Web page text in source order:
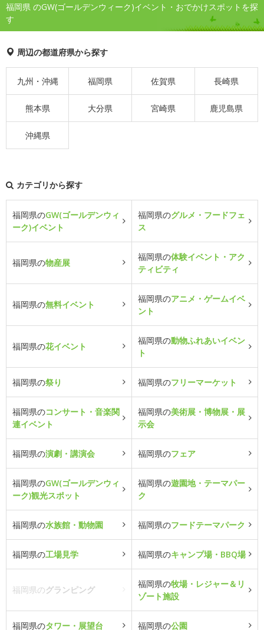
福岡県 のGW(ゴールデンウィーク)イベント・おでかけスポットを探
す
周辺の都道府県から探す
九州・沖縄 福岡県 佐賀県 長崎県
熊本県 大分県 宮崎県 鹿児島県
沖縄県
カテゴリから探す
福岡県のGW(ゴールデンウィ
ーク)イベント
福岡県のグルメ・フードフェ
ス
福岡県の物産展
福岡県の体験イベント・アク
ティビティ
福岡県の無料イベント
福岡県のアニメ・ゲームイベ
ント
福岡県の花イベント
福岡県の動物ふれあいイベン
ト
福岡県の祭り 福岡県のフリーマーケット
福岡県のコンサート・音楽関
連イベント
福岡県の美術展・博物展・展
示会
福岡県の演劇・講演会 福岡県のフェア
福岡県のGW(ゴールデンウィ
ーク)観光スポット
福岡県の遊園地・テーマパー
ク
福岡県の水族館・動物園 福岡県のフードテーマパーク
福岡県の工場見学 福岡県のキャンプ場・BBQ場
福岡県のグランピング
福岡県の牧場・レジャー＆リ
ゾート施設
福岡県のタワー・展望台 福岡県の公園